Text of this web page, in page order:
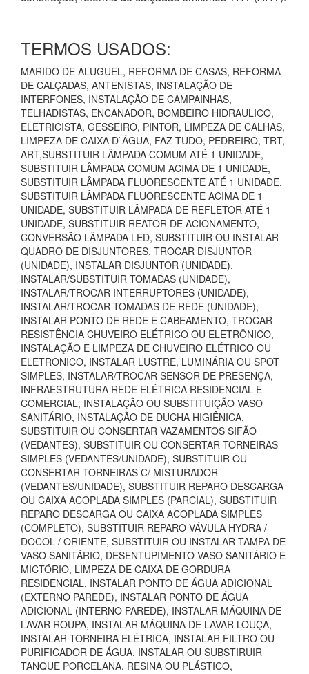
TERMOS USADOS:
MARIDO DE ALUGUEL, REFORMA DE CASAS, REFORMA
DE CALÇADAS, ANTENISTAS, INSTALAÇÃO DE
INTERFONES, INSTALAÇÃO DE CAMPAINHAS,
TELHADISTAS, ENCANADOR, BOMBEIRO HIDRAULICO,
ELETRICISTA, GESSEIRO, PINTOR, LIMPEZA DE CALHAS,
LIMPEZA DE CAIXA D`ÁGUA, FAZ TUDO, PEDREIRO, TRT,
ART,SUBSTITUIR LÂMPADA COMUM ATÉ 1 UNIDADE,
SUBSTITUIR LÂMPADA COMUM ACIMA DE 1 UNIDADE,
SUBSTITUIR LÂMPADA FLUORESCENTE ATÉ 1 UNIDADE,
SUBSTITUIR LÂMPADA FLUORESCENTE ACIMA DE 1
UNIDADE, SUBSTITUIR LÂMPADA DE REFLETOR ATÉ 1
UNIDADE, SUBSTITUIR REATOR DE ACIONAMENTO,
CONVERSÃO LÂMPADA LED, SUBSTITUIR OU INSTALAR
QUADRO DE DISJUNTORES, TROCAR DISJUNTOR
(UNIDADE), INSTALAR DISJUNTOR (UNIDADE),
INSTALAR/SUBSTITUIR TOMADAS (UNIDADE),
INSTALAR/TROCAR INTERRUPTORES (UNIDADE),
INSTALAR/TROCAR TOMADAS DE REDE (UNIDADE),
INSTALAR PONTO DE REDE E CABEAMENTO, TROCAR
RESISTÊNCIA CHUVEIRO ELÉTRICO OU ELETRÔNICO,
INSTALAÇÃO E LIMPEZA DE CHUVEIRO ELÉTRICO OU
ELETRÔNICO, INSTALAR LUSTRE, LUMINÁRIA OU SPOT
SIMPLES, INSTALAR/TROCAR SENSOR DE PRESENÇA,
INFRAESTRUTURA REDE ELÉTRICA RESIDENCIAL E
COMERCIAL, INSTALAÇÃO OU SUBSTITUIÇÃO VASO
SANITÁRIO, INSTALAÇÃO DE DUCHA HIGIÊNICA,
SUBSTITUIR OU CONSERTAR VAZAMENTOS SIFÃO
(VEDANTES), SUBSTITUIR OU CONSERTAR TORNEIRAS
SIMPLES (VEDANTES/UNIDADE), SUBSTITUIR OU
CONSERTAR TORNEIRAS C/ MISTURADOR
(VEDANTES/UNIDADE), SUBSTITUIR REPARO DESCARGA
OU CAIXA ACOPLADA SIMPLES (PARCIAL), SUBSTITUIR
REPARO DESCARGA OU CAIXA ACOPLADA SIMPLES
(COMPLETO), SUBSTITUIR REPARO VÁVULA HYDRA /
DOCOL / ORIENTE, SUBSTITUIR OU INSTALAR TAMPA DE
VASO SANITÁRIO, DESENTUPIMENTO VASO SANITÁRIO E
MICTÓRIO, LIMPEZA DE CAIXA DE GORDURA
RESIDENCIAL, INSTALAR PONTO DE ÁGUA ADICIONAL
(EXTERNO PAREDE), INSTALAR PONTO DE ÁGUA
ADICIONAL (INTERNO PAREDE), INSTALAR MÁQUINA DE
LAVAR ROUPA, INSTALAR MÁQUINA DE LAVAR LOUÇA,
INSTALAR TORNEIRA ELÉTRICA, INSTALAR FILTRO OU
PURIFICADOR DE ÁGUA, INSTALAR OU SUBSTIRUIR
TANQUE PORCELANA, RESINA OU PLÁSTICO,